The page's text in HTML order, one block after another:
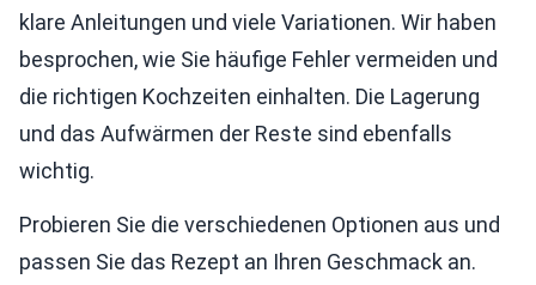
klare Anleitungen und viele Variationen. Wir haben
besprochen, wie Sie häufige Fehler vermeiden und
die richtigen Kochzeiten einhalten. Die Lagerung
und das Aufwärmen der Reste sind ebenfalls
wichtig.
Probieren Sie die verschiedenen Optionen aus und
passen Sie das Rezept an Ihren Geschmack an.